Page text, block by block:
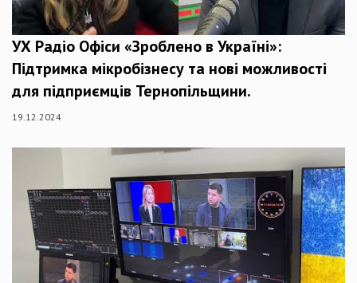
УХ Радіо Офіси «Зроблено в Україні»:
Підтримка мікробізнесу та нові можливості
для підприємців Тернопільщини.
19.12.2024